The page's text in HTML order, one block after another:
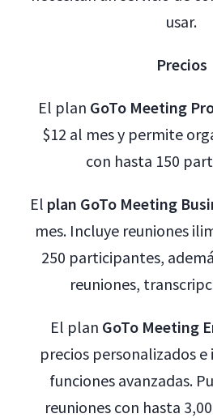
usar.
Precios
El plan GoTo Meeting
$12 al mes y permite
con hasta 150
El plan GoTo Meeting
mes. Incluye reuniones
250 participantes,
reuniones,
El plan GoTo Meeting
precios personalizados
funciones avanzadas.
reuniones con hasta